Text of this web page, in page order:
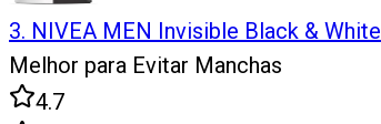
3. NIVEA MEN Invisible Black & White
Melhor para Evitar Manchas
4.7